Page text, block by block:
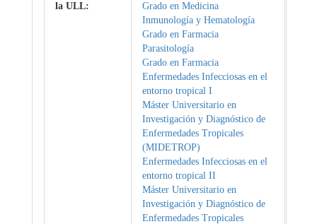
la ULL:
Grado en Medicina
Inmunología y Hematología
Grado en Farmacia
Parasitología
Grado en Farmacia
Enfermedades Infecciosas en el
entorno tropical I
Máster Universitario en
Investigación y Diagnóstico de
Enfermedades Tropicales
(MIDETROP)
Enfermedades Infecciosas en el
entorno tropical II
Máster Universitario en
Investigación y Diagnóstico de
Enfermedades Tropicales